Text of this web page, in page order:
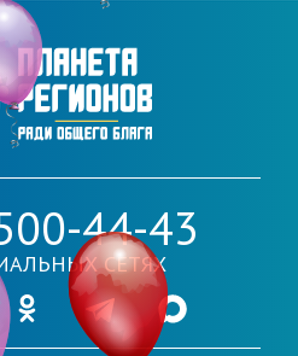
44-43
СЕТЯХ
во VKontakte
наш канал в Youtube
Ссылка на нашу группу в
Ссылка на наш канал в
Ссылка на наш